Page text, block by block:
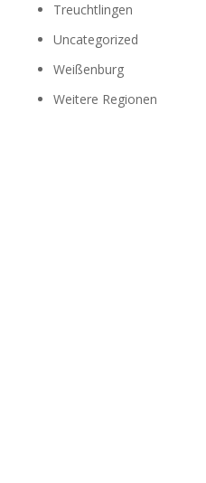
Treuchtlingen
Uncategorized
Weißenburg
Weitere Regionen